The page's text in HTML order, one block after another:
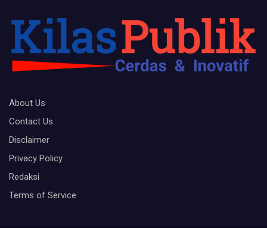
About Us
Contact Us
Disclaimer
Privacy Policy
Redaksi
Terms of Service